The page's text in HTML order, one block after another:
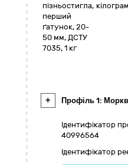
пізньостигла,
перший
ґатунок, 20-
50 мм, ДСТУ
7035, 1 кг
кілограм
+ Профіль 1:
Ідентифікатор
40996564
Ідентифікатор